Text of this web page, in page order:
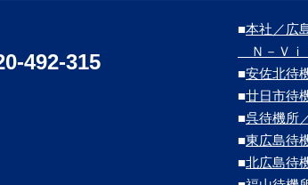
492-315
■本社／広
Ｎ－Ｖｉ
■安佐北待
■廿日市待
■呉待機所
■東広島待
■北広島待